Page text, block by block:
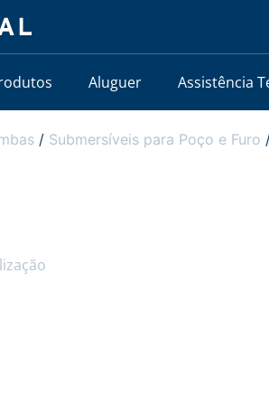
Aluguer Assistência
/ Submersíveis para Poço e Furo